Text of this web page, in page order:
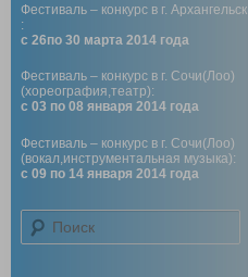
Фестиваль – конкурс в г. Архангельск
:
с 26по 30 марта 2014 года
Фестиваль – конкурс в г. Сочи(Лоо)
(хореография,театр):
с 03 по 08 января 2014 года
Фестиваль – конкурс в г. Сочи(Лоо)
(вокал,инструментальная музыка):
с 09 по 14 января 2014 года
Поиск